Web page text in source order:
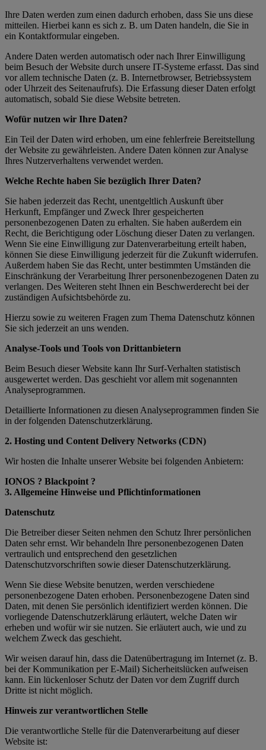
Ihre Daten werden zum einen dadurch erhoben, dass Sie uns diese
mitteilen. Hierbei kann es sich z. B. um Daten handeln, die Sie in
ein Kontaktformular eingeben.
Andere Daten werden automatisch oder nach Ihrer Einwilligung
beim Besuch der Website durch unsere IT-Systeme erfasst. Das sind
vor allem technische Daten (z. B. Internetbrowser, Betriebssystem
oder Uhrzeit des Seitenaufrufs). Die Erfassung dieser Daten erfolgt
automatisch, sobald Sie diese Website betreten.
Wofür nutzen wir Ihre Daten?
Ein Teil der Daten wird erhoben, um eine fehlerfreie Bereitstellung
der Website zu gewährleisten. Andere Daten können zur Analyse
Ihres Nutzerverhaltens verwendet werden.
Welche Rechte haben Sie bezüglich Ihrer Daten?
Sie haben jederzeit das Recht, unentgeltlich Auskunft über
Herkunft, Empfänger und Zweck Ihrer gespeicherten
personenbezogenen Daten zu erhalten. Sie haben außerdem ein
Recht, die Berichtigung oder Löschung dieser Daten zu verlangen.
Wenn Sie eine Einwilligung zur Datenverarbeitung erteilt haben,
können Sie diese Einwilligung jederzeit für die Zukunft widerrufen.
Außerdem haben Sie das Recht, unter bestimmten Umständen die
Einschränkung der Verarbeitung Ihrer personenbezogenen Daten zu
verlangen. Des Weiteren steht Ihnen ein Beschwerderecht bei der
zuständigen Aufsichtsbehörde zu.
Hierzu sowie zu weiteren Fragen zum Thema Datenschutz können
Sie sich jederzeit an uns wenden.
Analyse-Tools und Tools von Dritt­anbietern
Beim Besuch dieser Website kann Ihr Surf-Verhalten statistisch
ausgewertet werden. Das geschieht vor allem mit sogenannten
Analyseprogrammen.
Detaillierte Informationen zu diesen Analyseprogrammen finden Sie
in der folgenden Datenschutzerklärung.
2. Hosting und Content Delivery Networks (CDN)
Wir hosten die Inhalte unserer Website bei folgenden Anbietern:
IONOS ? Blackpoint ?
3. Allgemeine Hinweise und Pflicht­informationen
Datenschutz
Die Betreiber dieser Seiten nehmen den Schutz Ihrer persönlichen
Daten sehr ernst. Wir behandeln Ihre personenbezogenen Daten
vertraulich und entsprechend den gesetzlichen
Datenschutzvorschriften sowie dieser Datenschutzerklärung.
Wenn Sie diese Website benutzen, werden verschiedene
personenbezogene Daten erhoben. Personenbezogene Daten sind
Daten, mit denen Sie persönlich identifiziert werden können. Die
vorliegende Datenschutzerklärung erläutert, welche Daten wir
erheben und wofür wir sie nutzen. Sie erläutert auch, wie und zu
welchem Zweck das geschieht.
Wir weisen darauf hin, dass die Datenübertragung im Internet (z. B.
bei der Kommunikation per E-Mail) Sicherheitslücken aufweisen
kann. Ein lückenloser Schutz der Daten vor dem Zugriff durch
Dritte ist nicht möglich.
Hinweis zur verantwortlichen Stelle
Die verantwortliche Stelle für die Datenverarbeitung auf dieser
Website ist: